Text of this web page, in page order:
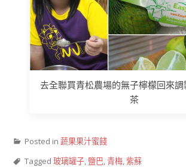
去全聯買青松農場的無子檸檬回來
茶
Posted in 蔬果果汁蜜餞
Tagged 玻璃罐子 鹽巴 青梅 紫蘇